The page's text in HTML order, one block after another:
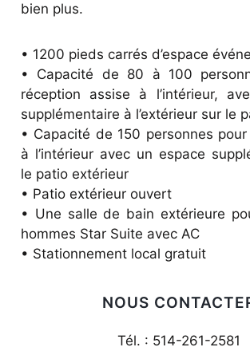
bien plus.
• 1200 pieds carrés d’espace
• Capacité de 80 à 100
réception assise à l’intérieur,
supplémentaire à l’extérieur sur le
• Capacité de 150 personnes
à l’intérieur avec un espace
le patio extérieur
• Patio extérieur ouvert
• Une salle de bain extérieure
hommes Star Suite avec AC
• Stationnement local gratuit
NOUS
Tél. : 514-261-2581